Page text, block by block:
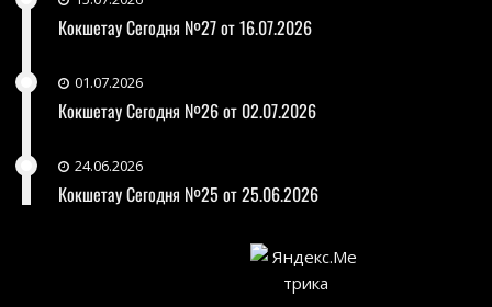
Кокшетау Сегодня №27 от 16.07.2026
01.07.2026
Кокшетау Сегодня №26 от 02.07.2026
24.06.2026
Кокшетау Сегодня №25 от 25.06.2026